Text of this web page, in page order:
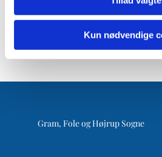
Kun nødvendige
Gram, Fole og Højrup Sogne